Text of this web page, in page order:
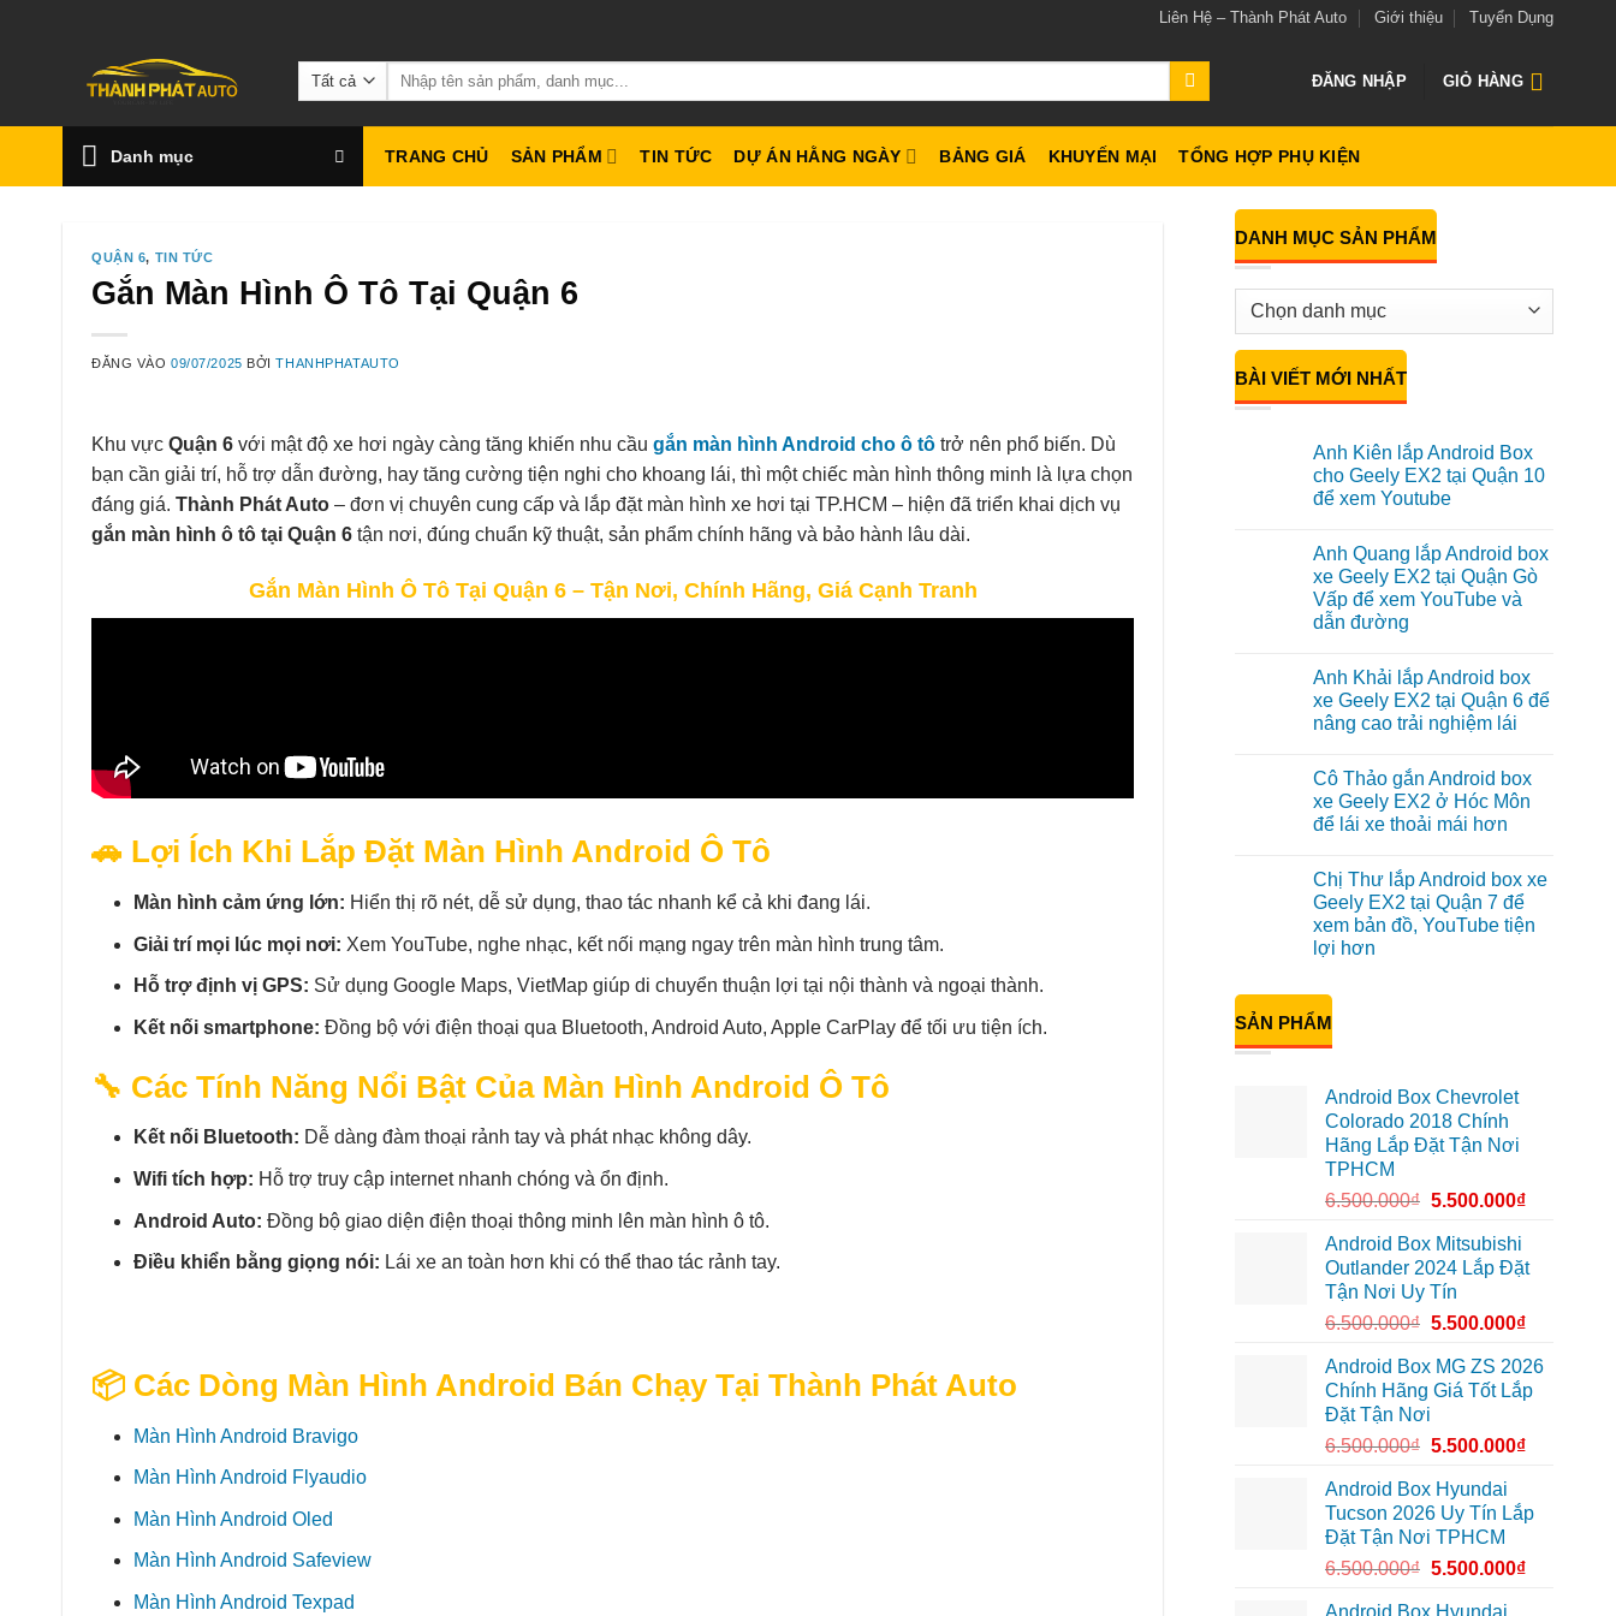
Liên Hệ – Thành Phát Auto Giới thiệu Tuyển Dụng
Tìm
kiếm:
ĐĂNG NHẬP GIỎ HÀNG
Danh mục TRANG CHỦ SẢN PHẨM TIN TỨC DỰ ÁN HẰNG NGÀY BẢNG GIÁ KHUYẾN MẠI TỔNG HỢP PHỤ KIỆN
QUẬN 6, TIN TỨC
Gắn Màn Hình Ô Tô Tại Quận 6
ĐĂNG VÀO09/07/2025 BỞITHANHPHATAUTO
Khu vực Quận 6 với mật độ xe hơi ngày càng tăng khiến nhu cầu gắn màn hình Android cho ô tô trở nên phổ biến. Dù
bạn cần giải trí, hỗ trợ dẫn đường, hay tăng cường tiện nghi cho khoang lái, thì một chiếc màn hình thông minh là lựa chọn
đáng giá. Thành Phát Auto – đơn vị chuyên cung cấp và lắp đặt màn hình xe hơi tại TP.HCM – hiện đã triển khai dịch vụ
gắn màn hình ô tô tại Quận 6 tận nơi, đúng chuẩn kỹ thuật, sản phẩm chính hãng và bảo hành lâu dài.
Gắn Màn Hình Ô Tô Tại Quận 6 – Tận Nơi, Chính Hãng, Giá Cạnh Tranh
🚗 Lợi Ích Khi Lắp Đặt Màn Hình Android Ô Tô
Màn hình cảm ứng lớn: Hiển thị rõ nét, dễ sử dụng, thao tác nhanh kể cả khi đang lái.
Giải trí mọi lúc mọi nơi: Xem YouTube, nghe nhạc, kết nối mạng ngay trên màn hình trung tâm.
Hỗ trợ định vị GPS: Sử dụng Google Maps, VietMap giúp di chuyển thuận lợi tại nội thành và ngoại thành.
Kết nối smartphone: Đồng bộ với điện thoại qua Bluetooth, Android Auto, Apple CarPlay để tối ưu tiện ích.
🔧 Các Tính Năng Nổi Bật Của Màn Hình Android Ô Tô
Kết nối Bluetooth: Dễ dàng đàm thoại rảnh tay và phát nhạc không dây.
Wifi tích hợp: Hỗ trợ truy cập internet nhanh chóng và ổn định.
Android Auto: Đồng bộ giao diện điện thoại thông minh lên màn hình ô tô.
Điều khiển bằng giọng nói: Lái xe an toàn hơn khi có thể thao tác rảnh tay.
📦 Các Dòng Màn Hình Android Bán Chạy Tại Thành Phát Auto
Màn Hình Android Bravigo
Màn Hình Android Flyaudio
Màn Hình Android Oled
Màn Hình Android Safeview
Màn Hình Android Texpad
DANH MỤC SẢN PHẨM
BÀI VIẾT MỚI NHẤT
Anh Kiên lắp Android Box
cho Geely EX2 tại Quận 10
để xem Youtube
bình
luận
ở
Anh
Kiên
lắp
cho
Geely
EX2
tại
để
xem
Youtube
Anh Quang lắp Android box
xe Geely EX2 tại Quận Gò
Vấp để xem YouTube và
dẫn đường
bình
luận
ở
Anh
Android
box
xe
Geely
EX2
Gò
Vấp
để
xem
YouTube
và
Anh Khải lắp Android box
xe Geely EX2 tại Quận 6 để
nâng cao trải nghiệm lái
bình
luận
ở
Anh
Android
box
xe
Geely
EX2
tại
để
nâng
cao
trải
Cô Thảo gắn Android box
xe Geely EX2 ở Hóc Môn
để lái xe thoải mái hơn
bình
luận
ở
Cô
Thảo
gắn
Geely
ở
thoải
mái
hơn
Chị Thư lắp Android box xe
Geely EX2 tại Quận 7 để
xem bản đồ, YouTube tiện
lợi hơn
bình
luận
ở
Chị
Android
box
Geely
EX2
Quận
xem
bản
đồ,
YouTube
tiện
hơn
SẢN PHẨM
Android Box Chevrolet
Colorado 2018 Chính
Hãng Lắp Đặt Tận Nơi
TPHCM
6.500.000₫ 5.500.000₫
Android Box Mitsubishi
Outlander 2024 Lắp Đặt
Tận Nơi Uy Tín
6.500.000₫ 5.500.000₫
Android Box MG ZS 2026
Chính Hãng Giá Tốt Lắp
Đặt Tận Nơi
6.500.000₫ 5.500.000₫
Android Box Hyundai
Tucson 2026 Uy Tín Lắp
Đặt Tận Nơi TPHCM
6.500.000₫ 5.500.000₫
Android Box Hyundai